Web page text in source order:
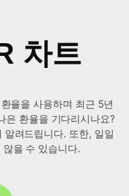
차트
율을 사용하며 최근 5년
은 환율을 기다리시나요?
알려드립니다. 또한, 일일
을 수 있습니다.